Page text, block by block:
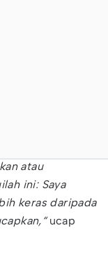
atau
ini: Saya
keras daripada
ucap